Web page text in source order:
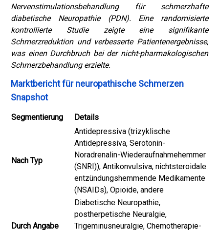
Nervenstimulationsbehandlung für schmerzhafte
diabetische Neuropathie (PDN). Eine randomisierte
kontrollierte Studie zeigte eine signifikante
Schmerzreduktion und verbesserte Patientenergebnisse,
was einen Durchbruch bei der nicht-pharmakologischen
Schmerzbehandlung erzielte.
Marktbericht für neuropathische Schmerzen
Snapshot
Segmentierung Details
Nach Typ
Antidepressiva (trizyklische
Antidepressiva, Serotonin-
Noradrenalin-Wiederaufnahmehemmer
(SNRI)), Antikonvulsiva, nichtsteroidale
entzündungshemmende Medikamente
(NSAIDs), Opioide, andere
Durch Angabe
Diabetische Neuropathie,
postherpetische Neuralgie,
Trigeminusneuralgie, Chemotherapie-